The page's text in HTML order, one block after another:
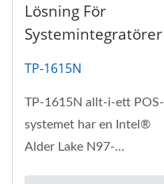
Lösning För
Systemintegratörer
TP-1615N
TP-1615N allt-i-ett POS-
systemet har en Intel®
Alder Lake N97-